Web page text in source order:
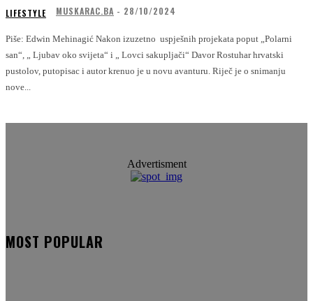
LIFESTYLE MUSKARAC.BA - 28/10/2024
Piše: Edwin Mehinagić Nakon izuzetno uspješnih projekata poput „Polarni
san“, „ Ljubav oko svijeta“ i „ Lovci sakupljači“ Davor Rostuhar hrvatski
pustolov, putopisac i autor krenuo je u novu avanturu. Riječ je o snimanju
nove...
Advertisment
MOST POPULAR